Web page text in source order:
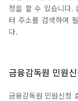
청을 할 수 있습니다.
터 주소를 검색하여
다.
금융감독원 민원
금융감독원 민원신청